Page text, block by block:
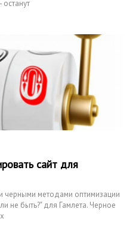
сайт для
методами оптимизации
не быть?" для Гамлета. Черное